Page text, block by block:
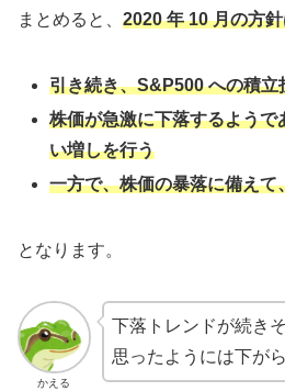
まとめると、 2020 年 10 月の方
引き続き、S&P500 への積立
株価が急激に下落するようで
い増しを行う
一方で、株価の暴落に備えて
となります。
かえる
下落トレンドが続き
思ったようには下が